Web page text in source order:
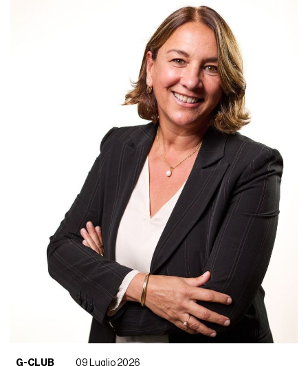
G-CLUB
09 Luglio 2026